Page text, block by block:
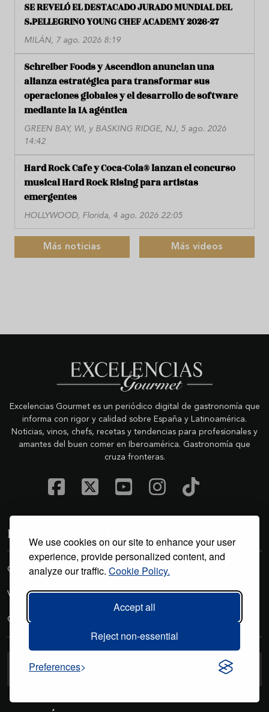
We use cookies on our site to enhance your user
experience, provide personalized content, and
analyze our traffic. Cookie Policy.
Accept all
Reject non-essential
Preferences
SE REVELÓ EL DESTACADO JURADO MUNDIAL DEL
S.PELLEGRINO YOUNG CHEF ACADEMY 2026-27
MILÁN, 7 ago. 2026 8:19
Schreiber Foods y Ascendion anuncian una
alianza estratégica para transformar sus
operaciones globales y el desarrollo de software
mediante la IA agéntica
GREEN BAY, WI, y BASKING RIDGE, NJ, 5 ago. 2026
14:42
Hard Rock Cafe y Coca-Cola® lanzan el concurso
musical Hard Rock Rising para artistas
emergentes
HOLLYWOOD, Florida, 4 ago. 2026 22:05
Más noticias Más videos
Excelencias Gourmet es un periódico digital de gastronomía que
informa con rigor y calidad sobre España y Latinoamérica.
Noticias, vinos, chefs, recetas y tendencias para profesionales y
amantes del buen comer en Iberoamérica. Gastronomía que
cruza fronteras.
ENLACES DE INTERÉS
Quiosco Galería
Videos Quiénes somos
Contacto